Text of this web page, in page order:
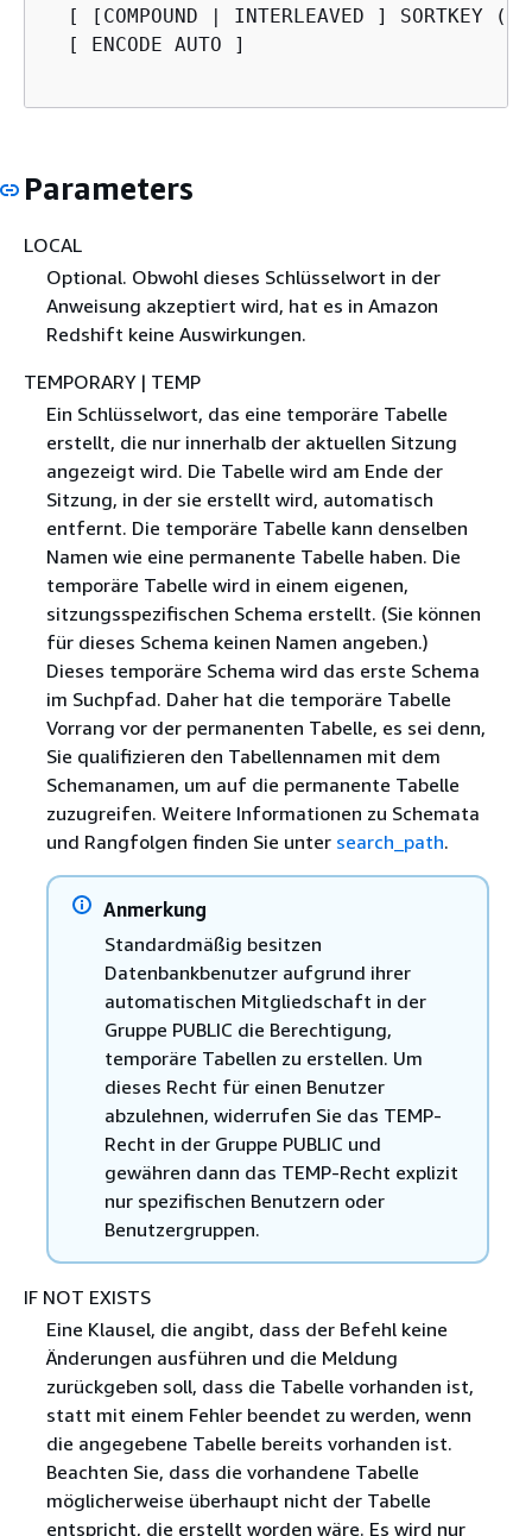
  [ [COMPOUND | INTERLEAVED ] SORTKEY (
  [ ENCODE AUTO ]
Parameters
LOCAL
Optional. Obwohl dieses Schlüsselwort in der
Anweisung akzeptiert wird, hat es in Amazon
Redshift keine Auswirkungen.
TEMPORARY | TEMP
Ein Schlüsselwort, das eine temporäre Tabelle
erstellt, die nur innerhalb der aktuellen Sitzung
angezeigt wird. Die Tabelle wird am Ende der
Sitzung, in der sie erstellt wird, automatisch
entfernt. Die temporäre Tabelle kann denselben
Namen wie eine permanente Tabelle haben. Die
temporäre Tabelle wird in einem eigenen,
sitzungsspezifischen Schema erstellt. (Sie können
für dieses Schema keinen Namen angeben.)
Dieses temporäre Schema wird das erste Schema
im Suchpfad. Daher hat die temporäre Tabelle
Vorrang vor der permanenten Tabelle, es sei denn,
Sie qualifizieren den Tabellennamen mit dem
Schemanamen, um auf die permanente Tabelle
zuzugreifen. Weitere Informationen zu Schemata
und Rangfolgen finden Sie unter search_path.
Anmerkung
Standardmäßig besitzen
Datenbankbenutzer aufgrund ihrer
automatischen Mitgliedschaft in der
Gruppe PUBLIC die Berechtigung,
temporäre Tabellen zu erstellen. Um
dieses Recht für einen Benutzer
abzulehnen, widerrufen Sie das TEMP-
Recht in der Gruppe PUBLIC und
gewähren dann das TEMP-Recht explizit
nur spezifischen Benutzern oder
Benutzergruppen.
IF NOT EXISTS
Eine Klausel, die angibt, dass der Befehl keine
Änderungen ausführen und die Meldung
zurückgeben soll, dass die Tabelle vorhanden ist,
statt mit einem Fehler beendet zu werden, wenn
die angegebene Tabelle bereits vorhanden ist.
Beachten Sie, dass die vorhandene Tabelle
möglicherweise überhaupt nicht der Tabelle
entspricht, die erstellt worden wäre. Es wird nur